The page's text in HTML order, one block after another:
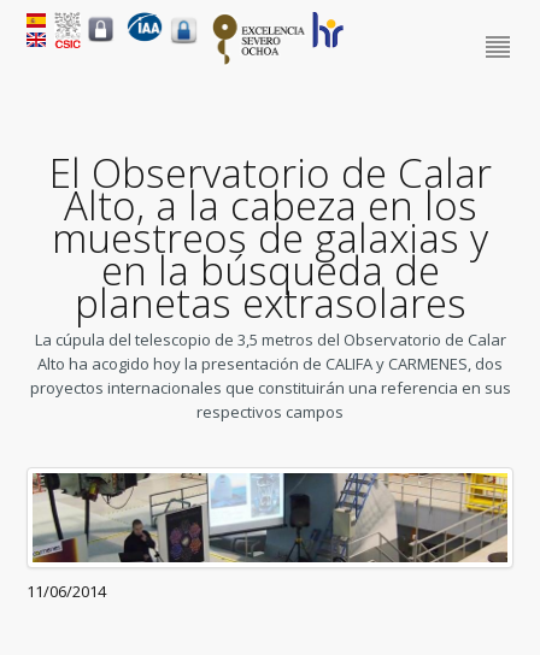
El Observatorio de Calar
Alto, a la cabeza en los
muestreos de galaxias y
en la búsqueda de
planetas extrasolares
La cúpula del telescopio de 3,5 metros del Observatorio de Calar
Alto ha acogido hoy la presentación de CALIFA y CARMENES, dos
proyectos internacionales que constituirán una referencia en sus
respectivos campos
11/06/2014